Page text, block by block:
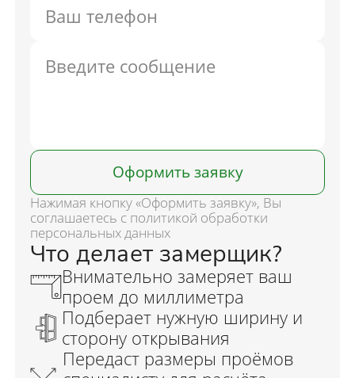
Оформить заявку
Нажимая кнопку «Оформить заявку», Вы
соглашаетесь с политикой обработки
персональных данных